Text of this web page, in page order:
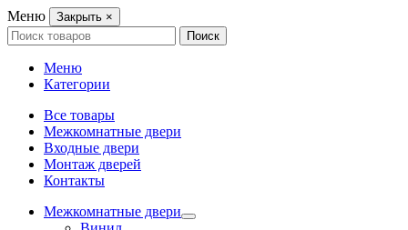
Меню Закрыть ×
Search
for:
Поиск
Меню
Категории
Все товары
Межкомнатные двери
Входные двери
Монтаж дверей
Контакты
Межкомнатные двери